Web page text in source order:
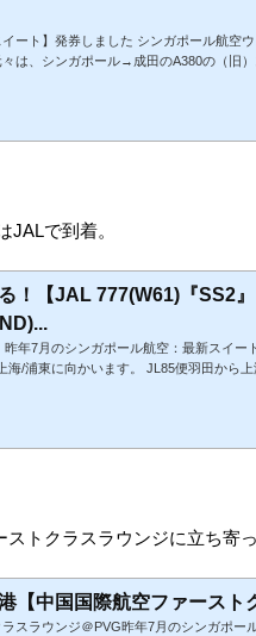
ト】発券しました シンガポール航空ウェブサイ
は、シンガポール→成田のA380の（旧）
になります。 ルーティングシンガポール
ンペーンを受けて、80,000ポイントを...
JALで到着。
！【JAL 777(W61)『SS2
年7月のシンガポール航空：最新スイー
海/浦東に向かいます。 JL85便羽田から上
クス上海側は虹橋でした。 B747-400 /
で便利で言う事無し！と思いまし...
トクラスラウンジに立ち寄
【中国国際航空ファースト
スラウンジ＠PVG昨年7月のシンガポー